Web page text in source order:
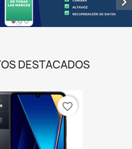
DESTACADOS
favorite_border